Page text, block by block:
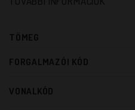
TÖMEG
FORGALMAZÓI KÓD
VONALKÓD